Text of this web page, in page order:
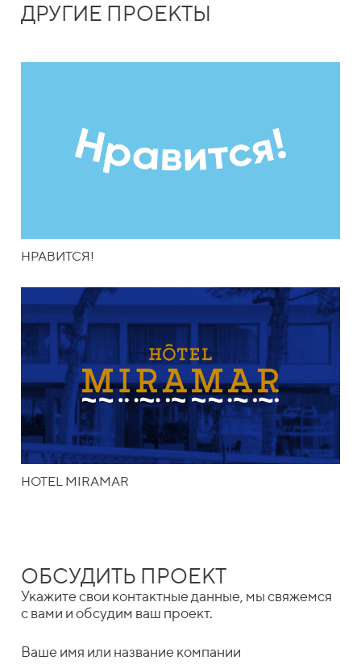
ДРУГИЕ ПРОЕКТЫ
НРАВИТСЯ!
HOTEL MIRAMAR
ОБСУДИТЬ ПРОЕКТ
Укажите свои контактные данные, мы свяжемся
с вами и обсудим ваш проект.
Ваше имя или название компании